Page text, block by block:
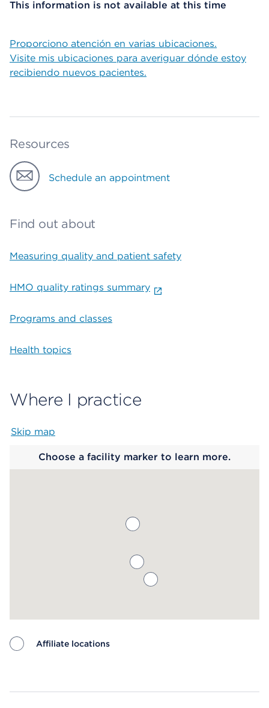
This information is not available at this time
Proporciono atención en varias ubicaciones.
Visite mis ubicaciones para averiguar dónde estoy
recibiendo nuevos pacientes.
Resources
Schedule an appointment
Find out about
Measuring quality and patient safety
HMO quality ratings summary
Programs and classes
Health topics
Where I practice
Skip map
Choose a facility marker to learn more.
Affiliate locations